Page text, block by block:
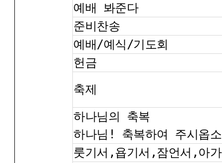
예배 봐준다
준비찬송
예배/예식/기도회
헌금
축제
하나님의 축복
하나님! 축복하여 주시옵
룻기서,욥기서,잠언서,아